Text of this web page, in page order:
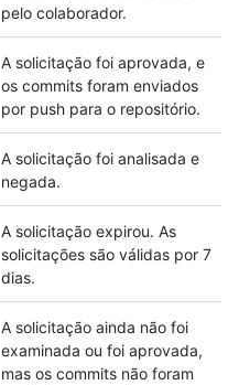
pelo colaborador.
A solicitação foi aprovada, e
os commits foram enviados
por push para o repositório.
A solicitação foi analisada e
negada.
A solicitação expirou. As
solicitações são válidas por 7
dias.
A solicitação ainda não foi
examinada ou foi aprovada,
mas os commits não foram